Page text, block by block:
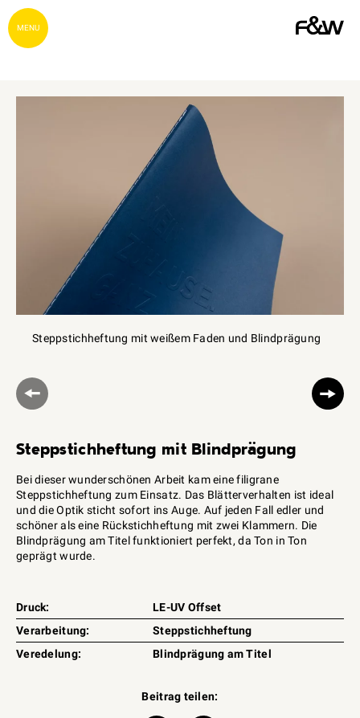
MENU
Steppstichheftung mit weißem Faden und Blindprägung
Steppstichheftung mit Blindprägung
Bei dieser wunderschönen Arbeit kam eine filigrane
Steppstichheftung zum Einsatz. Das Blätterverhalten ist ideal
und die Optik sticht sofort ins Auge. Auf jeden Fall edler und
schöner als eine Rückstichheftung mit zwei Klammern. Die
Blindprägung am Titel funktioniert perfekt, da Ton in Ton
geprägt wurde.
Druck:
LE-UV Offset
Verarbeitung:
Steppstichheftung
Veredelung:
Blindprägung am Titel
Beitrag teilen: